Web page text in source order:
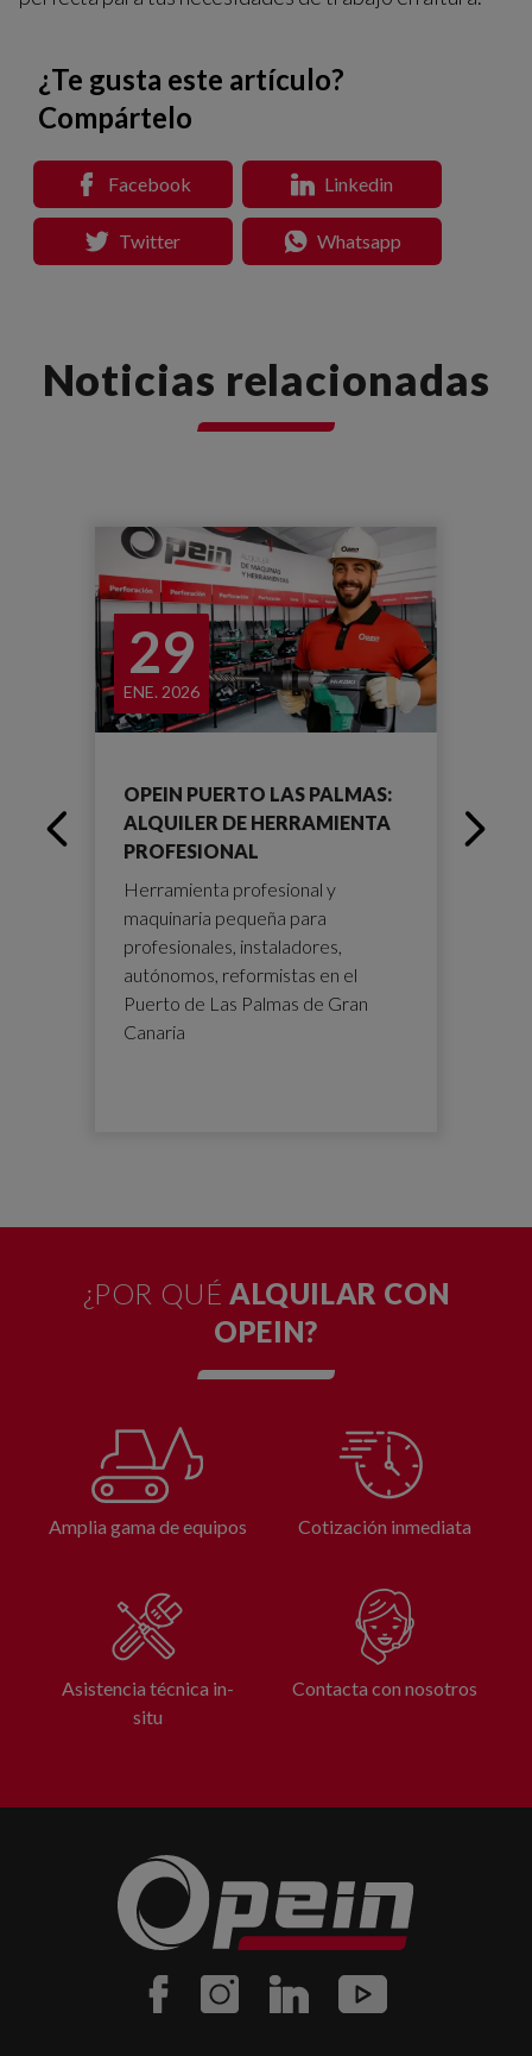
¿Te gusta este artículo?
Compártelo
Facebook Linkedin
Twitter Whatsapp
Noticias relacionadas
29
ENE. 2026
OPEIN PUERTO LAS PALMAS:
ALQUILER DE HERRAMIENTA
PROFESIONAL
Herramienta profesional y
maquinaria pequeña para
profesionales, instaladores,
autónomos, reformistas en el
Puerto de Las Palmas de Gran
Canaria
¿POR QUÉ ALQUILAR CON
OPEIN?
Amplia gama de equipos Cotización inmediata
Asistencia técnica in-
situ
Contacta con nosotros